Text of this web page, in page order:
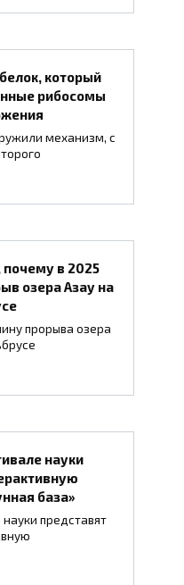
который
рибосомы
механизм, с
в 2025
озера Азау на
прорыва озера
науки
база»
представят